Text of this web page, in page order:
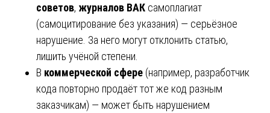
советов, журналов ВАК самоплагиат
(самоцитирование без указания) — серьёзное
нарушение. За него могут отклонить статью,
лишить учёной степени.
В коммерческой сфере (например, разработчик
кода повторно продаёт тот же код разным
заказчикам) — может быть нарушением